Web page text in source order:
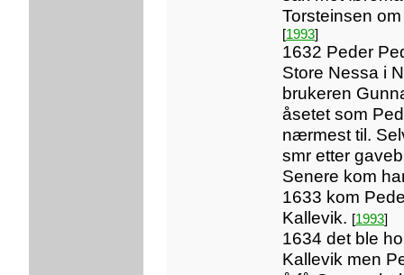
Torsteinsen
[1993]
1632 Peder
Store Nessa i
brukeren
åsetet som
nærmest til.
smr etter
Senere kom
1633 kom
Kallevik. [1993]
1634 det ble
Kallevik men